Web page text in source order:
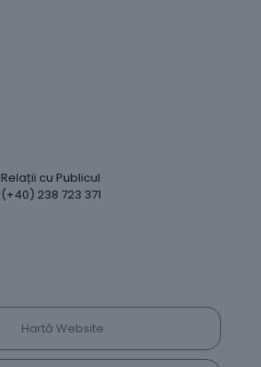
Relații cu Publicul
(+40) 238 723 371
Hartă Website